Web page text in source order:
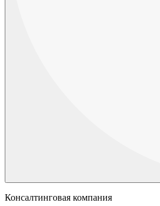
Консалтинговая компания